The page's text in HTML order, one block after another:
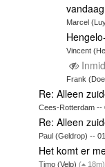
Marcel
Vincent
Frank
Re: Alleen
Cees-Rotterdam --
Re: Alleen
Paul (Geldrop) --
Het komt er
Timo (Velp)( 18m)